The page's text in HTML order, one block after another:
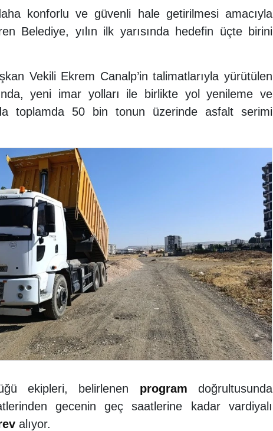
konforlu ve güvenli hale getirilmesi amacıyla
Belediye, yılın ilk yarısında hedefin üçte birini
Vekili Ekrem Canalp’in talimatlarıyla yürütülen
yeni imar yolları ile birlikte yol yenileme ve
toplamda 50 bin tonun üzerinde asfalt serimi
ekipleri, belirlenen program doğrultusunda
gecenin geç saatlerine kadar vardiyalı
alıyor.